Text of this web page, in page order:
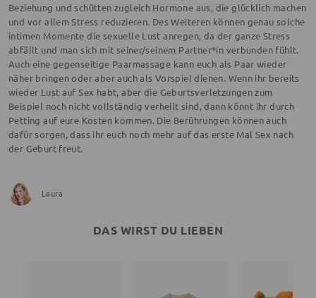
Beziehung und schütten zugleich Hormone aus, die glücklich machen
und vor allem Stress reduzieren. Des Weiteren können genau solche
intimen Momente die sexuelle Lust anregen, da der ganze Stress
abfällt und man sich mit seiner/seinem Partner*in verbunden fühlt.
Auch eine gegenseitige Paarmassage kann euch als Paar wieder
näher bringen oder aber auch als Vorspiel dienen. Wenn ihr bereits
wieder Lust auf Sex habt, aber die Geburtsverletzungen zum
Beispiel noch nicht vollständig verheilt sind, dann könnt ihr durch
Petting auf eure Kosten kommen. Die Berührungen können auch
dafür sorgen, dass ihr euch noch mehr auf das erste Mal Sex nach
der Geburt freut.
Laura
DAS WIRST DU LIEBEN